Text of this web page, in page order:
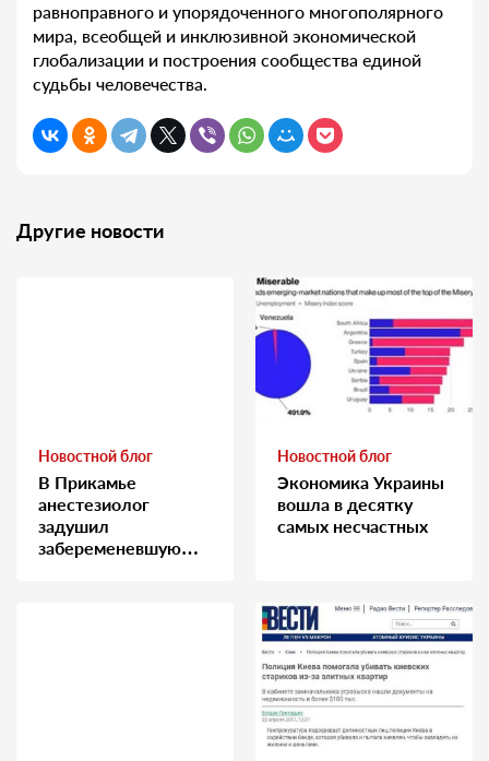
равноправного и упорядоченного многополярного
мира, всеобщей и инклюзивной экономической
глобализации и построения сообщества единой
судьбы человечества.
Другие новости
Новостной блог
В Прикамье
анестезиолог
задушил
забеременевшую
Новостной блог
Экономика Украины
вошла в десятку
самых несчастных